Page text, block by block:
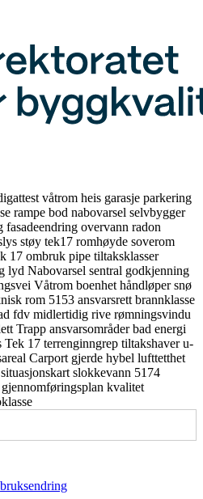
våtrom heis garasje parkering
rampe bod nabovarsel selvbygger
fasadeendring overvann radon
støy tek17 romhøyde soverom
17 ombruk pipe tiltaksklasser
lyd Nabovarsel sentral godkjenning
Våtrom boenhet håndløpersnø
rom 5153 ansvarsrett brannklasse
fdv midlertidig rive rømningsvindu
Trapp ansvarsområderbad energi
Tek 17 terrenginngrep tiltakshaveru-
Carport gjerde hybel lufttetthet
situasjonskart slokkevann 5174
gjennomføringsplan kvalitet
bruksendring